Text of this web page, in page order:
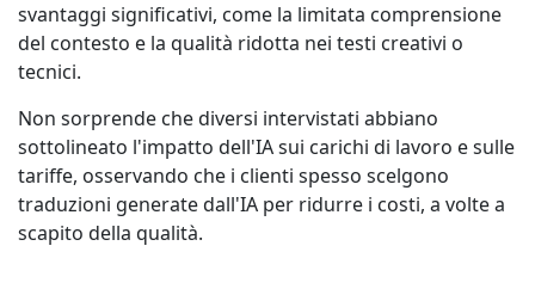
svantaggi significativi, come la limitata comprensione
del contesto e la qualità ridotta nei testi creativi o
tecnici.
Non sorprende che diversi intervistati abbiano
sottolineato l'impatto dell'IA sui carichi di lavoro e sulle
tariffe, osservando che i clienti spesso scelgono
traduzioni generate dall'IA per ridurre i costi, a volte a
scapito della qualità.